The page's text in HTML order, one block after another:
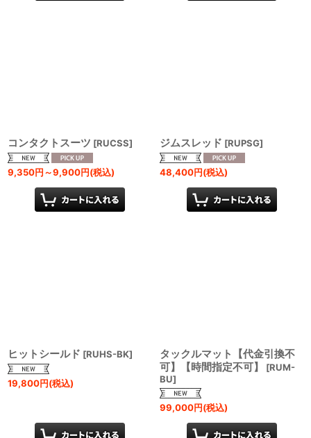
コンタクトスーツ [RUCSS]
9,350円～9,900円(税込)
ジムスレッド [RUPSG]
48,400円(税込)
ヒットシールド [RUHS-BK]
19,800円(税込)
タックルマット【代金引換不
可】【時間指定不可】
[RUM-
BU]
99,000円(税込)